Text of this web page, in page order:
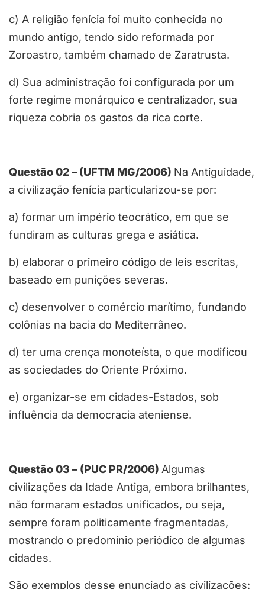
c) A religião fenícia foi muito conhecida no
mundo antigo, tendo sido reformada por
Zoroastro, também chamado de Zaratrusta.
d) Sua administração foi configurada por um
forte regime monárquico e centralizador, sua
riqueza cobria os gastos da rica corte.
Questão 02 – (UFTM MG/2006) Na Antiguidade,
a civilização fenícia particularizou-se por:
a) formar um império teocrático, em que se
fundiram as culturas grega e asiática.
b) elaborar o primeiro código de leis escritas,
baseado em punições severas.
c) desenvolver o comércio marítimo, fundando
colônias na bacia do Mediterrâneo.
d) ter uma crença monoteísta, o que modificou
as sociedades do Oriente Próximo.
e) organizar-se em cidades-Estados, sob
influência da democracia ateniense.
Questão 03 – (PUC PR/2006) Algumas
civilizações da Idade Antiga, embora brilhantes,
não formaram estados unificados, ou seja,
sempre foram politicamente fragmentadas,
mostrando o predomínio periódico de algumas
cidades.
São exemplos desse enunciado as civilizações: